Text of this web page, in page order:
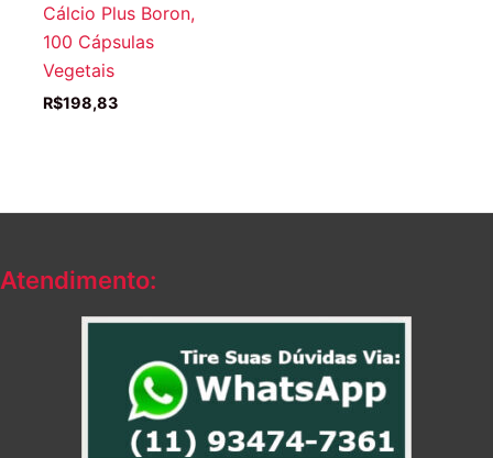
Cálcio Plus Boron,
100 Cápsulas
Vegetais
R$198,83
Atendimento: